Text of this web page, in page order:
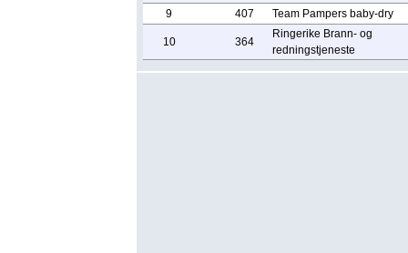
9
407 Team Pampers baby-dry
10 364
Ringerike Brann- og
redningstjeneste